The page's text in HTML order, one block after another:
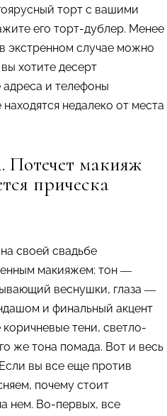
торт с вашими
его торт-дублер. Менее
экстренном случае можно
хотите десерт
адреса и телефоны
недалеко от места
макияж
прическа
своей свадьбе
макияжем: тон —
веснушки, глаза —
и финальный акцент
тени, светло-
же тона помада. Вот и весь
вы все еще против
почему стоит
нем. Во-первых, все